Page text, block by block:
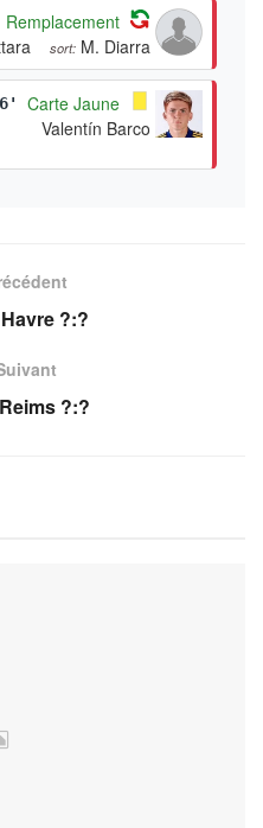
Remplacement
sort: M. Diarra
Carte Jaune
Valentín Barco
?:?
?:?